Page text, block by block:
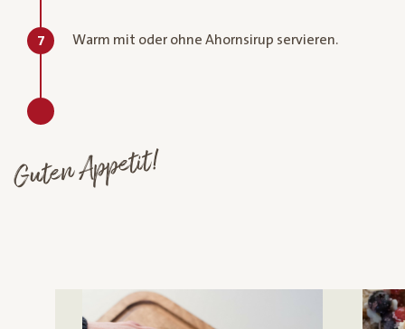
7 Warm mit oder ohne Ahornsirup servieren.
Guten Appetit!